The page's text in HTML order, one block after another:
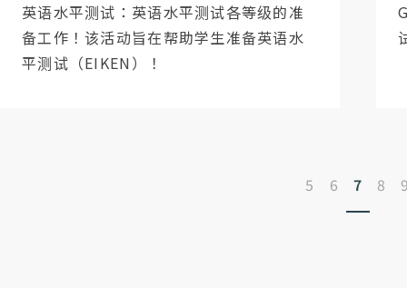
英语水平测试：英语水平测试各等级的准
备工作！该活动旨在帮助学生准备英语水
平测试（EIKEN）！
5 6 7 8